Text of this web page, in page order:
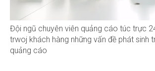
Đội ngũ chuyên viên quảng cáo túc trực
trwoj khách hàng những vấn đề phát sinh
quảng cáo